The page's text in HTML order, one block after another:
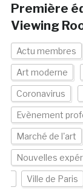
Première
Viewing
Actu membres
Art moderne
Coronavirus
Evènement
Marché de l'art
Nouvelles
Ville de Paris